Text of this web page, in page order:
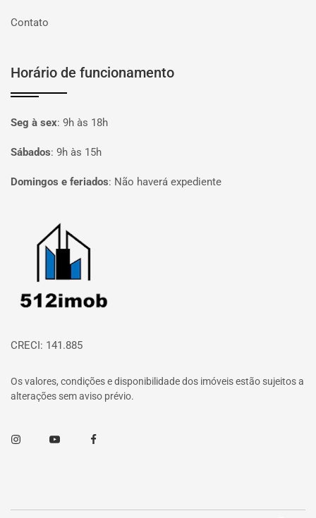
Contato
Horário de funcionamento
Seg à sex: 9h às 18h
Sábados: 9h às 15h
Domingos e feriados: Não haverá expediente
Página inicial
CRECI: 141.885
Os valores, condições e disponibilidade dos imóveis estão sujeitos a
alterações sem aviso prévio.
InstagramYoutube Facebook